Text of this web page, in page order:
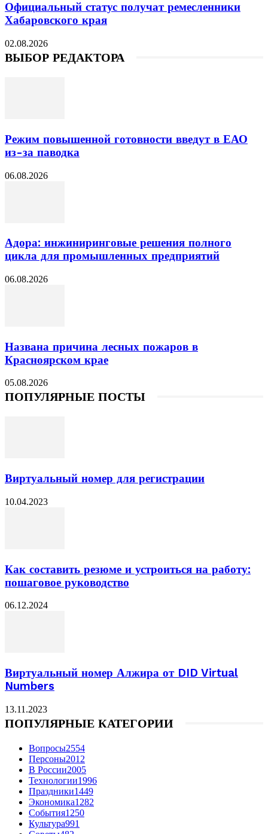
Официальный статус получат ремесленники
Хабаровского края
02.08.2026
ВЫБОР РЕДАКТОРА
Режим повышенной готовности введут в ЕАО
из-за паводка
06.08.2026
Адора: инжиниринговые решения полного
цикла для промышленных предприятий
06.08.2026
Названа причина лесных пожаров в
Красноярском крае
05.08.2026
ПОПУЛЯРНЫЕ ПОСТЫ
Виртуальный номер для регистрации
10.04.2023
Как составить резюме и устроиться на работу:
пошаговое руководство
06.12.2024
Виртуальный номер Алжира от DID Virtual
Numbers
13.11.2023
ПОПУЛЯРНЫЕ КАТЕГОРИИ
Вопросы2554
Персоны2012
В России2005
Технологии1996
Праздники1449
Экономика1282
События1250
Культура991